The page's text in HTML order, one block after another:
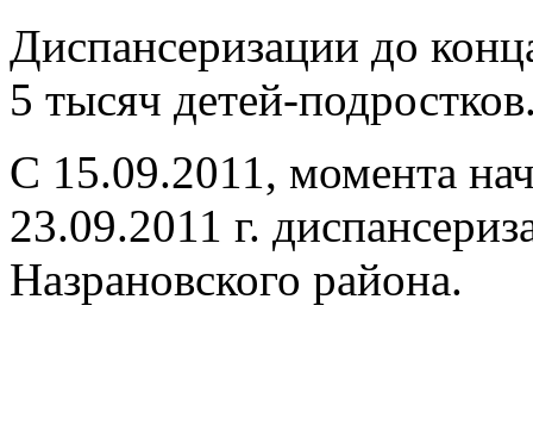
Диспансеризации до
5 тысяч детей-
С 15.09.2011, момента
23.09.2011 г.
Назрановского района.